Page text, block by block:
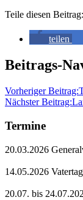
Teile diesen Beitrag:
teilen
Beitrags-
Vorheriger Beitrag:
Nächster Beitrag:
Termine
20.03.2026
14.05.2026
20.07. bis